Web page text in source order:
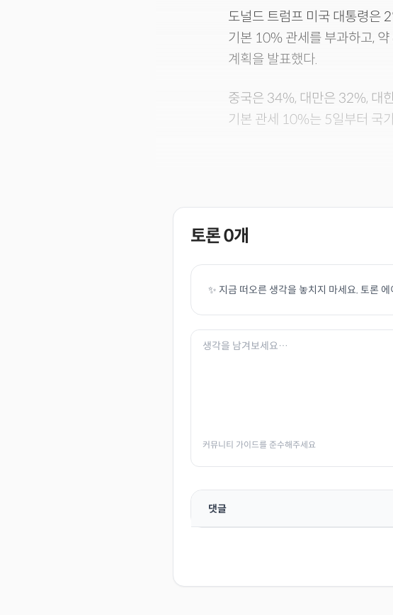
도널드 트럼프 미국 대통령은
기본 10% 관세를 부과하고,
계획을 발표했다.
중국은 34%, 대만은 32%, 대
기본 관세 10%는 5일부터 국
토론0개
✨ 지금 떠오른 생각을 놓치지 마세요. 토론
커뮤니티 가이드를 준수해주세요
댓글